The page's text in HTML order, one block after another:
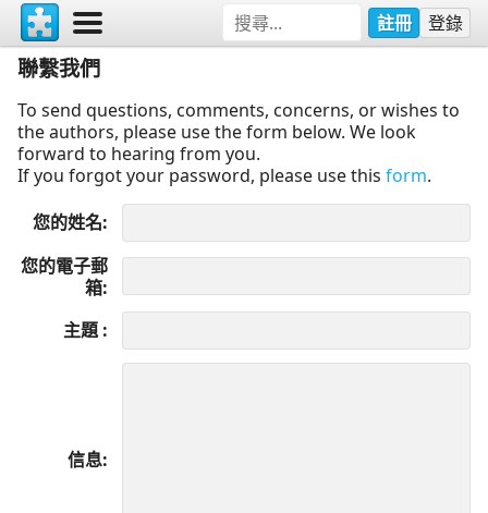
註冊 登錄
聯繫我們
To send questions, comments, concerns, or wishes to
the authors, please use the form below. We look
forward to hearing from you.
If you forgot your password, please use this form.
您的姓名
您的電子郵
箱
主題
信息